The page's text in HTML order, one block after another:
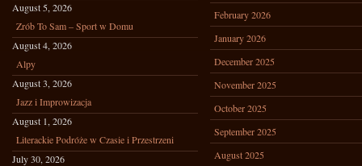
August 5, 2026
Zrób To Sam – Sport w Domu
August 4, 2026
Alpy
August 3, 2026
Jazz i Improwizacja
August 1, 2026
Literackie Podróże w Czasie i Przestrzeni
July 30, 2026
February 2026
January 2026
December 2025
November 2025
October 2025
September 2025
August 2025